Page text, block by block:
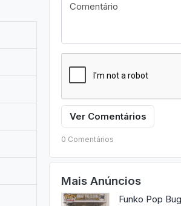
Ver Comentários
0 Comentários
Mais Anúncios
Funko Pop